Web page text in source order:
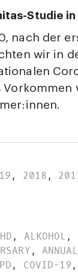
Studie in
nach der
wir in
, 2018,
, ALKOHOL,
,
, COVID-19,